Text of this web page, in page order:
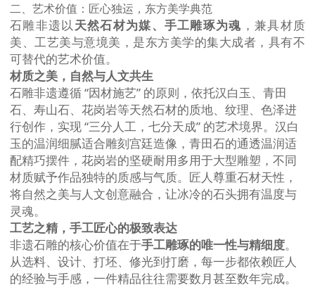
二、艺术价值：匠心独运，东方美学典范
石雕非遗以天然石材为媒、手工雕琢为魂 ，兼具材质
美、工艺美与意境美，是东方美学的集大成者，具有不
可替代的艺术价值。
材质之美，自然与人文共生
石雕非遗遵循 “因材施艺” 的原则，依托汉白玉、青田
石、寿山石、花岗岩等天然石材的质地、纹理、色泽进
行创作，实现 “三分人工，七分天成” 的艺术境界。汉白
玉的温润细腻适合雕刻宫廷造像，青田石的通透温润适
配精巧摆件，花岗岩的坚硬耐用多用于大型雕塑，不同
材质赋予作品独特的质感与气质。匠人尊重石材天性，
将自然之美与人文创意融合，让冰冷的石头拥有温度与
灵魂。
工艺之精，手工匠心的极致表达
非遗石雕的核心价值在于手工雕琢的唯一性与精细度。
从选料、设计、打坯、修光到打磨，每一步都依赖匠人
的经验与手感，一件精品往往需要数月甚至数年完成。